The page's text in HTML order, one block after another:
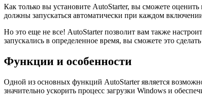
Как только вы установите AutoStarter, вы сможете
должны запускаться автоматически при каждом
Но это еще не все! AutoStarter позволит вам также
запускались в определенное время, вы сможете это
Функции и особенности
Одной из основных функций AutoStarter является
значительно ускорить процесс загрузки Windows и